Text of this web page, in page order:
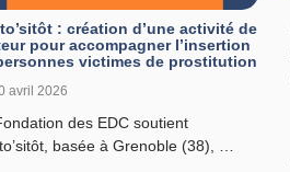
: création d’une activité de
pour accompagner l’insertion
victimes de prostitution
avril 2026
des EDC soutient
basée à Grenoble (38), …